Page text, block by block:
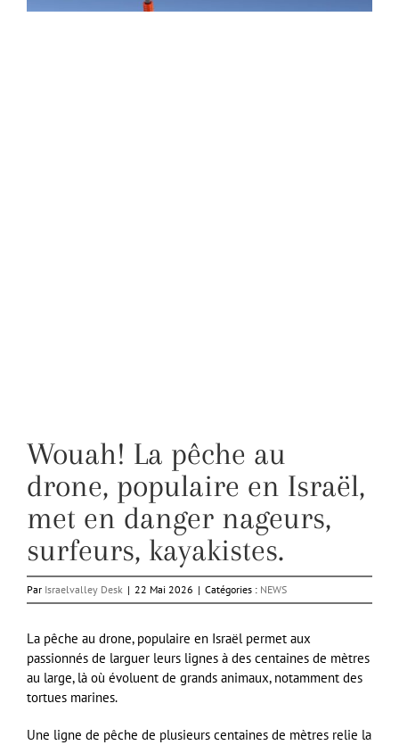
Wouah! La pêche au
drone, populaire en Israël,
met en danger nageurs,
surfeurs, kayakistes.
Par Israelvalley Desk | 22 Mai 2026 | Catégories : NEWS
La pêche au drone, populaire en Israël permet aux
passionnés de larguer leurs lignes à des centaines de mètres
au large, là où évoluent de grands animaux, notamment des
tortues marines.
Une ligne de pêche de plusieurs centaines de mètres relie la